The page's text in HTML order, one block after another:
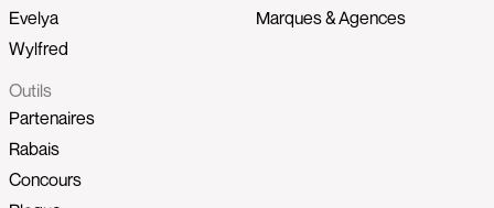
Evelya
Wylfred
Marques & Agences
Outils
Partenaires
Rabais
Concours